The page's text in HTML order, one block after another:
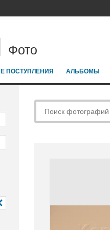
Фото
ПОСТУПЛЕНИЯ АЛЬБОМЫ